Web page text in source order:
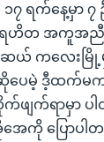
၁၇ ရက်နေ့မှာ
တ အကူအညီပေ
ဆယ် ကလေးမ
ဆိုပေမဲ့ ဒီ့ထက်မ
ျက်ရာမှာ ပါ
ေကို ပြောပါ